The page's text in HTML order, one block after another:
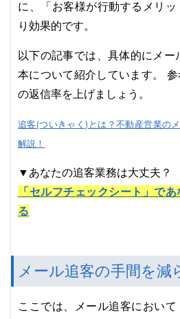
に、「お客様が行動するメリ
り効果的です。
以下の記事では、具体的にメ
本について紹介しています。
の返信率を上げましょう。
追客(ついきゃく)とは？不動産営業の
解説！
▼あなたの追客業務は大丈夫？
「セルフチェックシート」で
る
メール追客の手間を減
ここでは、メール追客におい